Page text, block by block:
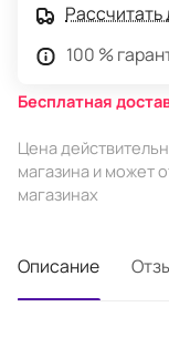
Рассчитать
100 %
Бесплатная
Цена
магазина и может
магазинах
Описание